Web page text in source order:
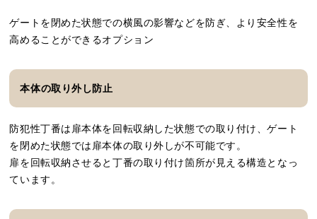
ゲートを閉めた状態での横風の影響などを防ぎ、より安全性を
高めることができるオプション
本体の取り外し防止
防犯性丁番は扉本体を回転収納した状態での取り付け、ゲート
を閉めた状態では扉本体の取り外しが不可能です。
扉を回転収納させると丁番の取り付け箇所が見える構造となっ
ています。